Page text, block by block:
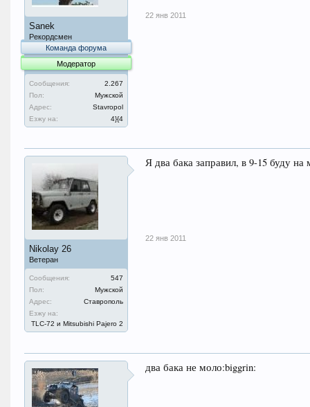
Sanek
Рекордсмен
Команда форума
Модератор
Сообщения:
2.267
Пол:
Мужской
Адрес:
Stavropol
Езжу на:
4}{4
22 янв 2011
Nikolay 26
Ветеран
Сообщения:
547
Пол:
Мужской
Адрес:
Ставрополь
Езжу на:
TLC-72 и Mitsubishi Pajero 2
Я два бака заправил, в 9-15 буду
22 янв 2011
два бака не моло:biggrin: